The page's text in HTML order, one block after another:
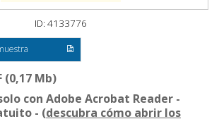
ID: 4133776
(0,17 Mb)
con Adobe Acrobat Reader -
- (descubra cómo abrir los